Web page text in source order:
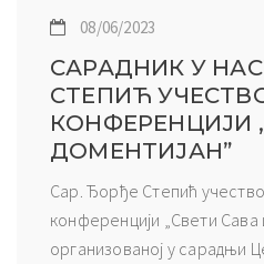
08/06/2023
САРАДНИК У
СТЕПИЋ
КОНФЕРЕНЦИЈИ
ДОМЕНТИЈАНˮ
Сар. Ђорђе Степић
конференцији „Свети Сава
организованој у сарадњи